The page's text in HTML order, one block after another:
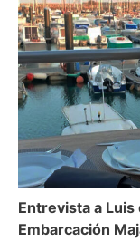
Entrevista a Luis
Embarcación